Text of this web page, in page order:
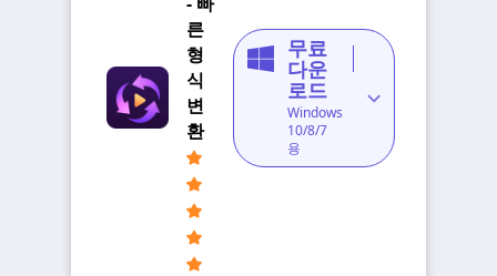
른
형
식
변
환
무료
다운
로드
Windows
10/8/7
용